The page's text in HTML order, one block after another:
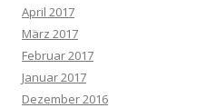
April 2017
März 2017
Februar 2017
Januar 2017
Dezember 2016